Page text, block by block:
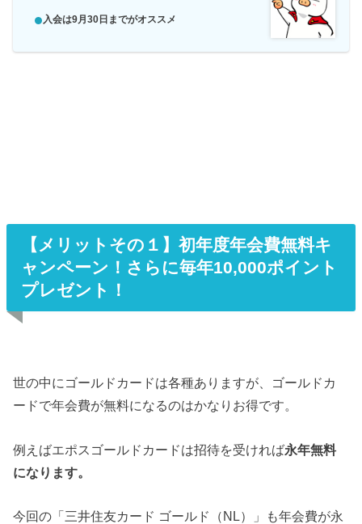
入会は9月30日までがオススメ
【メリットその１】初年度年会費無料キ
ャンペーン！さらに毎年10,000ポイント
プレゼント！
世の中にゴールドカードは各種ありますが、ゴールドカ
ードで年会費が無料になるのはかなりお得です。
例えばエポスゴールドカードは招待を受ければ永年無料
になります。
今回の「三井住友カード ゴールド（NL）」も年会費が永